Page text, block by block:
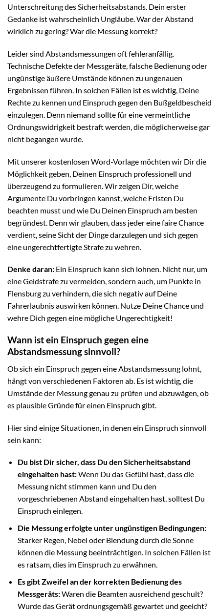
Unterschreitung des Sicherheitsabstands. Dein erster
Gedanke ist wahrscheinlich Ungläube. War der Abstand
wirklich zu gering? War die Messung korrekt?
Leider sind Abstandsmessungen oft fehleranfällig.
Technische Defekte der Messgeräte, falsche Bedienung oder
ungünstige äußere Umstände können zu ungenauen
Ergebnissen führen. In solchen Fällen ist es wichtig, Deine
Rechte zu kennen und Einspruch gegen den Bußgeldbescheid
einzulegen. Denn niemand sollte für eine vermeintliche
Ordnungswidrigkeit bestraft werden, die möglicherweise gar
nicht begangen wurde.
Mit unserer kostenlosen Word-Vorlage möchten wir Dir die
Möglichkeit geben, Deinen Einspruch professionell und
überzeugend zu formulieren. Wir zeigen Dir, welche
Argumente Du vorbringen kannst, welche Fristen Du
beachten musst und wie Du Deinen Einspruch am besten
begründest. Denn wir glauben, dass jeder eine faire Chance
verdient, seine Sicht der Dinge darzulegen und sich gegen
eine ungerechtfertigte Strafe zu wehren.
Denke daran: Ein Einspruch kann sich lohnen. Nicht nur, um
eine Geldstrafe zu vermeiden, sondern auch, um Punkte in
Flensburg zu verhindern, die sich negativ auf Deine
Fahrerlaubnis auswirken können. Nutze Deine Chance und
wehre Dich gegen eine mögliche Ungerechtigkeit!
Wann ist ein Einspruch gegen eine
Abstandsmessung sinnvoll?
Ob sich ein Einspruch gegen eine Abstandsmessung lohnt,
hängt von verschiedenen Faktoren ab. Es ist wichtig, die
Umstände der Messung genau zu prüfen und abzuwägen, ob
es plausible Gründe für einen Einspruch gibt.
Hier sind einige Situationen, in denen ein Einspruch sinnvoll
sein kann:
Du bist Dir sicher, dass Du den Sicherheitsabstand
eingehalten hast:Wenn Du das Gefühl hast, dass die
Messung nicht stimmen kann und Du den
vorgeschriebenen Abstand eingehalten hast, solltest Du
Einspruch einlegen.
Die Messung erfolgte unter ungünstigen Bedingungen:
Starker Regen, Nebel oder Blendung durch die Sonne
können die Messung beeinträchtigen. In solchen Fällen ist
es ratsam, dies im Einspruch zu erwähnen.
Es gibt Zweifel an der korrekten Bedienung des
Messgeräts:Waren die Beamten ausreichend geschult?
Wurde das Gerät ordnungsgemäß gewartet und geeicht?